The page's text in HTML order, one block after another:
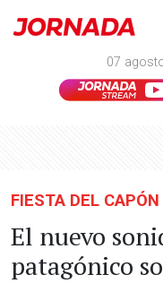
07
FIESTA DEL CAPÓN
El nuevo
patagónico